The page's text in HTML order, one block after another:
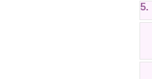
*SA급*아디다스 오리지널 진스 A..
5.